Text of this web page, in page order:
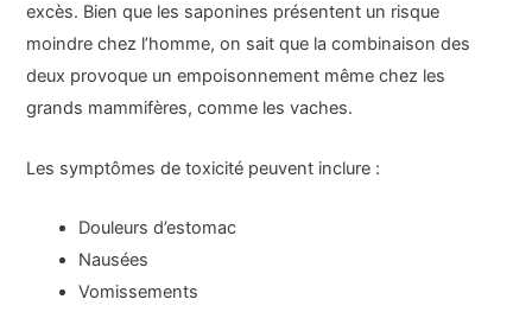
excès. Bien que les saponines présentent un risque
moindre chez l’homme, on sait que la combinaison des
deux provoque un empoisonnement même chez les
grands mammifères, comme les vaches.
Les symptômes de toxicité peuvent inclure :
Douleurs d’estomac
Nausées
Vomissements